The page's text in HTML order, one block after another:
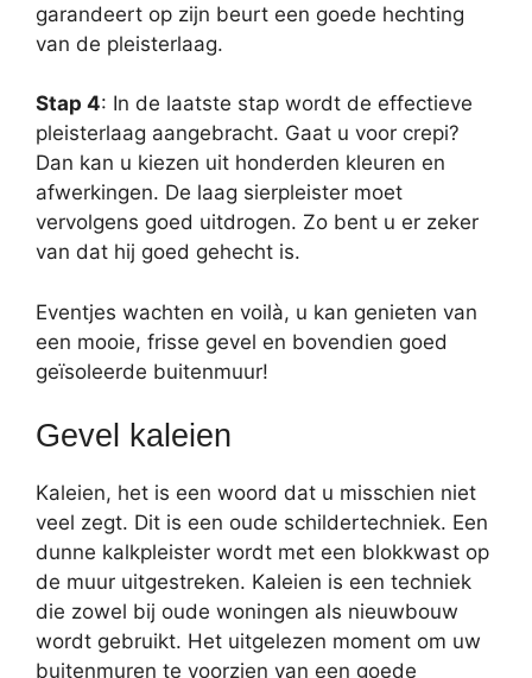
garandeert op zijn beurt een goede hechting
van de pleisterlaag.
Stap 4: In de laatste stap wordt de effectieve
pleisterlaag aangebracht. Gaat u voor crepi?
Dan kan u kiezen uit honderden kleuren en
afwerkingen. De laag sierpleister moet
vervolgens goed uitdrogen. Zo bent u er zeker
van dat hij goed gehecht is.
Eventjes wachten en voilà, u kan genieten van
een mooie, frisse gevel en bovendien goed
geïsoleerde buitenmuur!
Gevel kaleien
Kaleien, het is een woord dat u misschien niet
veel zegt. Dit is een oude schildertechniek. Een
dunne kalkpleister wordt met een blokkwast op
de muur uitgestreken. Kaleien is een techniek
die zowel bij oude woningen als nieuwbouw
wordt gebruikt. Het uitgelezen moment om uw
buitenmuren te voorzien van een goede